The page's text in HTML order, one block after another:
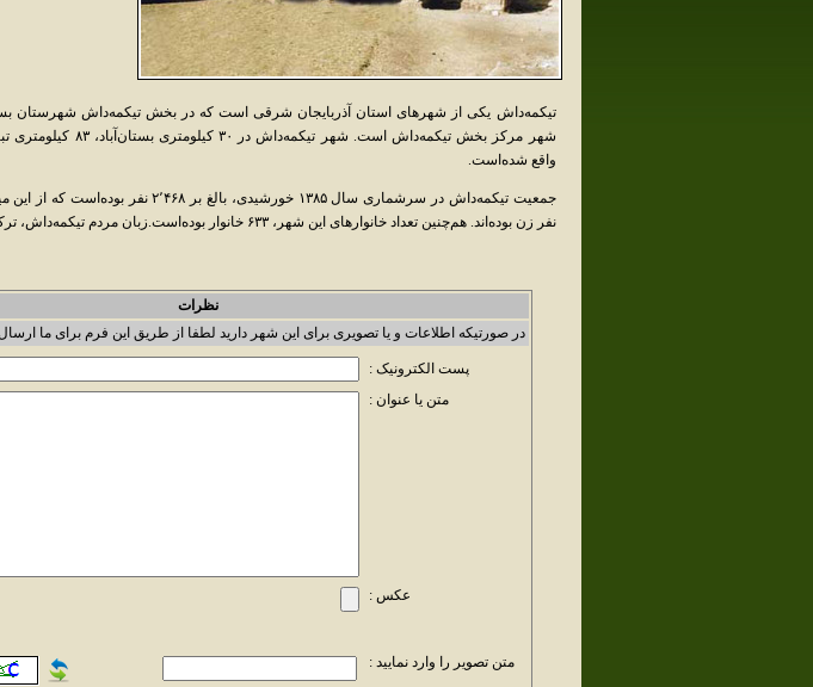
تیکمه‌داش یکی از شهرهای استان آذربایجان شرقی است که در بخش تیکمه‌داش شهرستان
واقع شده‌است.
نفر زن بوده‌اند. هم‌چنین تعداد خانوارهای این شهر، ۶۳۳ خانوار بوده‌است.زبان مردم تیکمه‌داش، ترکی آذربایجانی است.
نظرات
در صورتیکه اطلاعات و یا تصویری برای این شهر دارید لطفا از طریق این فرم برای ما ارسال
پست الکترونیک :
متن یا عنوان :
عکس :
متن تصویر را وارد نمایید :